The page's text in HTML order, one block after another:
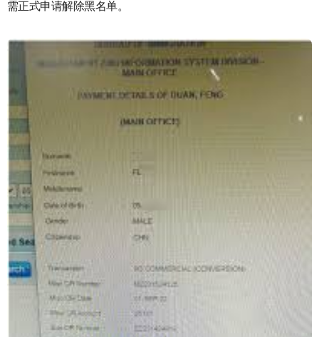
需正式申请解除黑名单。